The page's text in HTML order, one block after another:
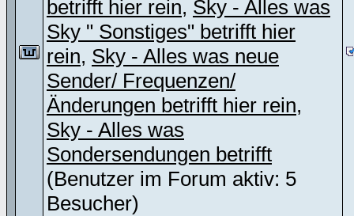
betrifft hier rein, Sky - Alles was
Sky " Sonstiges" betrifft hier
rein, Sky - Alles was neue
Sender/ Frequenzen/
Änderungen betrifft hier rein,
Sky - Alles was
Sondersendungen betrifft
(Benutzer im Forum aktiv: 5
Besucher)